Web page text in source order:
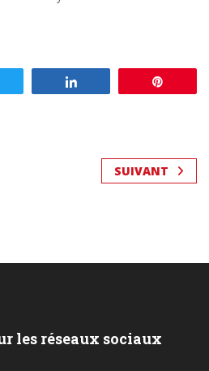
SUIVANT
les réseaux sociaux